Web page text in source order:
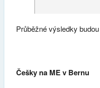
Průběžné výsledky
Češky na ME v Bernu